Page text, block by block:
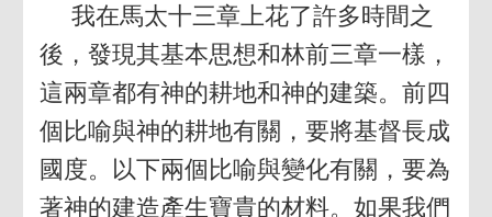
我在馬太十三章上花了許多時間之
後，發現其基本思想和林前三章一樣，
這兩章都有神的耕地和神的建築。前四
個比喻與神的耕地有關，要將基督長成
國度。以下兩個比喻與變化有關，要為
著神的建造產生寶貴的材料。如果我們